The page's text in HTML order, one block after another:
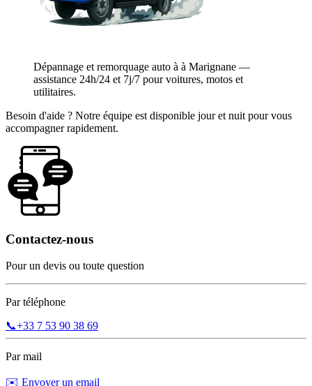
Dépannage et remorquage auto à à Marignane —
assistance 24h/24 et 7j/7 pour voitures, motos et
utilitaires.
Besoin d'aide ? Notre équipe est disponible jour et nuit pour vous
accompagner rapidement.
Contactez-nous
Pour un devis ou toute question
Par téléphone
📞+33 7 53 90 38 69
Par mail
✉️ Envoyer un email